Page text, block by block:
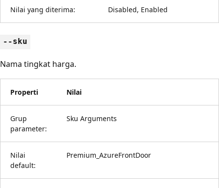
Nilai yang diterima: Disabled, Enabled
--sku
Nama tingkat harga.
Properti Nilai
Grup
parameter:
Sku Arguments
Nilai
default:
Premium_AzureFrontDoor